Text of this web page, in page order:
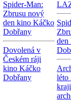
Spider-Man:
Zbrusu nový
den kino Káčko
Dobřany
Dovolená v
Českém ráji
kino Káčko
Dobřany
den
léto